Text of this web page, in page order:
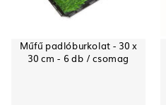
Műfű padlóburkolat - 30 x
30 cm - 6 db / csomag